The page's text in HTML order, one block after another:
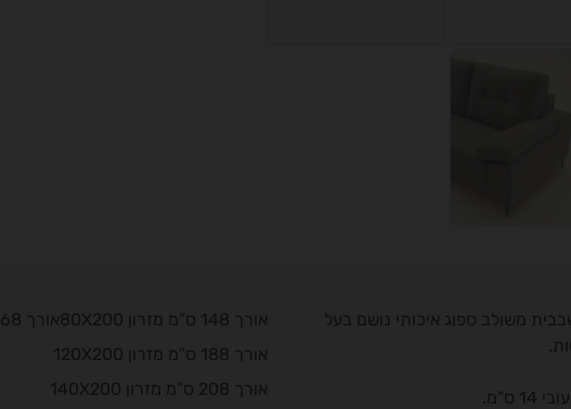
משולב ספוג איכותי נושם בעל
אורך 148 ס”מ מזרון 80X200אורך 168 ס”מ מזרון 100X200
אורך 188 ס”מ מזרון 120X200
אורך 208 ס”מ מזרון 140X200